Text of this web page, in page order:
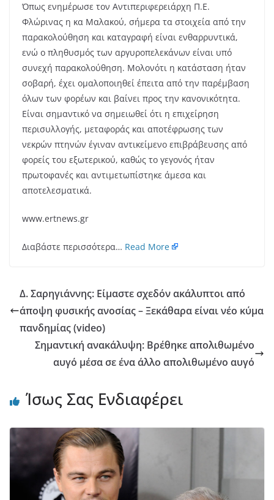
Όπως ενημέρωσε τον Αντιπεριφερειάρχη Π.Ε.
Φλώρινας η κα Μαλακού, σήμερα τα στοιχεία από την
παρακολούθηση και καταγραφή είναι ενθαρρυντικά,
ενώ ο πληθυσμός των αργυροπελεκάνων είναι υπό
συνεχή παρακολούθηση. Μολονότι η κατάσταση ήταν
σοβαρή, έχει ομαλοποιηθεί έπειτα από την παρέμβαση
όλων των φορέων και βαίνει προς την κανονικότητα.
Είναι σημαντικό να σημειωθεί ότι η επιχείρηση
περισυλλογής, μεταφοράς και αποτέφρωσης των
νεκρών πτηνών έγιναν αντικείμενο επιβράβευσης από
φορείς του εξωτερικού, καθώς το γεγονός ήταν
πρωτοφανές και αντιμετωπίστηκε άμεσα και
αποτελεσματικά.
www.ertnews.gr
Διαβάστε περισσότερα… Read More
Δ. Σαρηγιάννης: Είμαστε σχεδόν ακάλυπτοι από
άποψη φυσικής ανοσίας – Ξεκάθαρα είναι νέο κύμα
πανδημίας (video)
Σημαντική ανακάλυψη: Βρέθηκε απολιθωμένο
αυγό μέσα σε ένα άλλο απολιθωμένο αυγό
Ίσως Σας Ενδιαφέρει